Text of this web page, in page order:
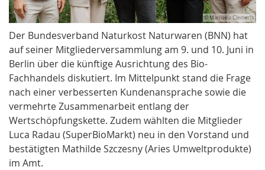
© Manuela Clemens
Der Bundesverband Naturkost Naturwaren (BNN) hat
auf seiner Mitgliederversammlung am 9. und 10. Juni in
Berlin über die künftige Ausrichtung des Bio-
Fachhandels diskutiert. Im Mittelpunkt stand die Frage
nach einer verbesserten Kundenansprache sowie die
vermehrte Zusammenarbeit entlang der
Wertschöpfungskette. Zudem wählten die Mitglieder
Luca Radau (SuperBioMarkt) neu in den Vorstand und
bestätigten Mathilde Szczesny (Aries Umweltprodukte)
im Amt.